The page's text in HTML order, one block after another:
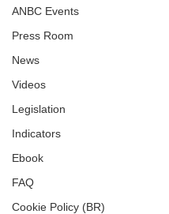
ANBC Events
Press Room
News
Videos
Legislation
Indicators
Ebook
FAQ
Cookie Policy (BR)